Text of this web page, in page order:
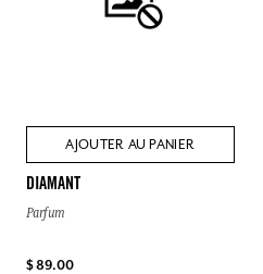
AJOUTER AU PANIER
DIAMANT
Parfum
$ 89.00